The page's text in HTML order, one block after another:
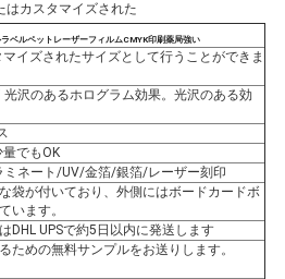
はカスタマイズされた
ベルペットレーザーフィルムCMYK印刷薬局強い
イズされたサイズとして行うことができま
光沢のあるホログラム効果。光沢のある効
量でもOK
ミネート/UV/金箔/銀箔/レーザー刻印
袋が付いており、外側にはボードカードボ
います。
DHL UPSで約5日以内に発送します
ための無料サンプルをお送りします。